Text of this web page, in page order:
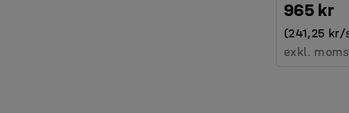
965 kr
(241,25
exkl. moms